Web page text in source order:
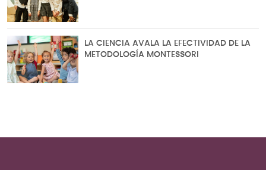
LA CIENCIA AVALA LA EFECTIVIDAD DE LA
METODOLOGÍA MONTESSORI